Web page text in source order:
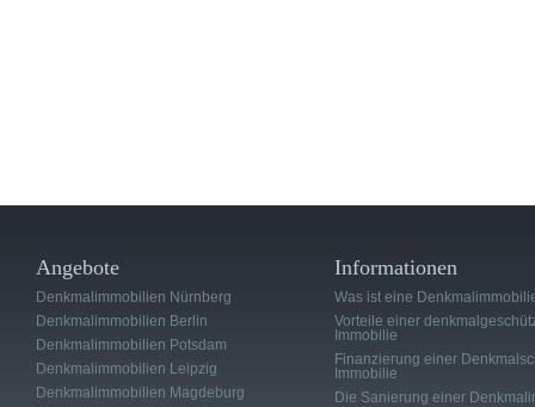
Angebote
Denkmalimmobilien Nürnberg
Denkmalimmobilien Berlin
Denkmalimmobilien Potsdam
Denkmalimmobilien Leipzig
Denkmalimmobilien Magdeburg
Informationen
Was ist eine
Vorteile einer
Immobilie
Finanzierung einer
Immobilie
Die Sanierung einer